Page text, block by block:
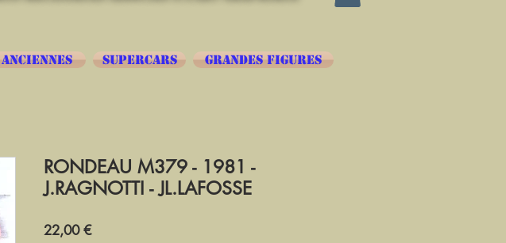
RONDEAU M379 - 1981 -
J.RAGNOTTI - JL.LAFOSSE
22,00 €Prix
SUPERCARS
ANCIENNES GRANDES FIGURES